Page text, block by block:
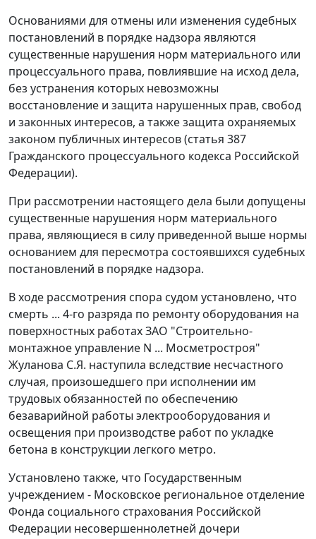
Основаниями для отмены или изменения судебных
постановлений в порядке надзора являются
существенные нарушения норм материального или
процессуального права, повлиявшие на исход дела,
без устранения которых невозможны
восстановление и защита нарушенных прав, свобод
и законных интересов, а также защита охраняемых
законом публичных интересов (статья 387
Гражданского процессуального кодекса Российской
Федерации).
При рассмотрении настоящего дела были допущены
существенные нарушения норм материального
права, являющиеся в силу приведенной выше нормы
основанием для пересмотра состоявшихся судебных
постановлений в порядке надзора.
В ходе рассмотрения спора судом установлено, что
смерть ... 4-го разряда по ремонту оборудования на
поверхностных работах ЗАО "Строительно-
монтажное управление N ... Мосметростроя"
Жуланова С.Я. наступила вследствие несчастного
случая, произошедшего при исполнении им
трудовых обязанностей по обеспечению
безаварийной работы электрооборудования и
освещения при производстве работ по укладке
бетона в конструкции легкого метро.
Установлено также, что Государственным
учреждением - Московское региональное отделение
Фонда социального страхования Российской
Федерации несовершеннолетней дочери